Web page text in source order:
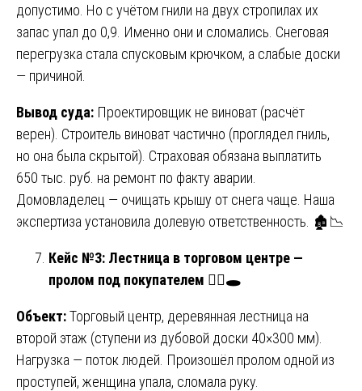
допустимо. Но с учётом гнили на двух стропилах их
запас упал до 0,9. Именно они и сломались. Снеговая
перегрузка стала спусковым крючком, а слабые доски
— причиной.
Вывод суда: Проектировщик не виноват (расчёт
верен). Строитель виноват частично (проглядел гниль,
но она была скрытой). Страховая обязана выплатить
650 тыс. руб. на ремонт по факту аварии.
Домовладелец — очищать крышу от снега чаще. Наша
экспертиза установила долевую ответственность. 🏚️📉
Кейс №3: Лестница в торговом центре —
пролом под покупателем 🚶🕳
Объект:Торговый центр, деревянная лестница на
второй этаж (ступени из дубовой доски 40×300 мм).
Нагрузка — поток людей. Произошёл пролом одной из
проступей, женщина упала, сломала руку.